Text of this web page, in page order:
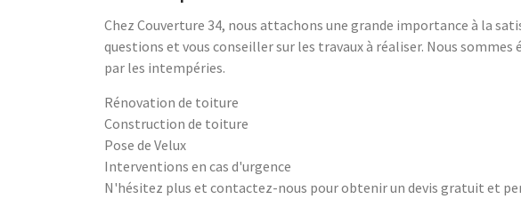
Chez Couverture 34, nous attachons une grande importance à la
questions et vous conseiller sur les travaux à réaliser. Nous
par les intempéries.
Rénovation de toiture
Construction de toiture
Pose de Velux
Interventions en cas d'urgence
N'hésitez plus et contactez-nous pour obtenir un devis gratuit et